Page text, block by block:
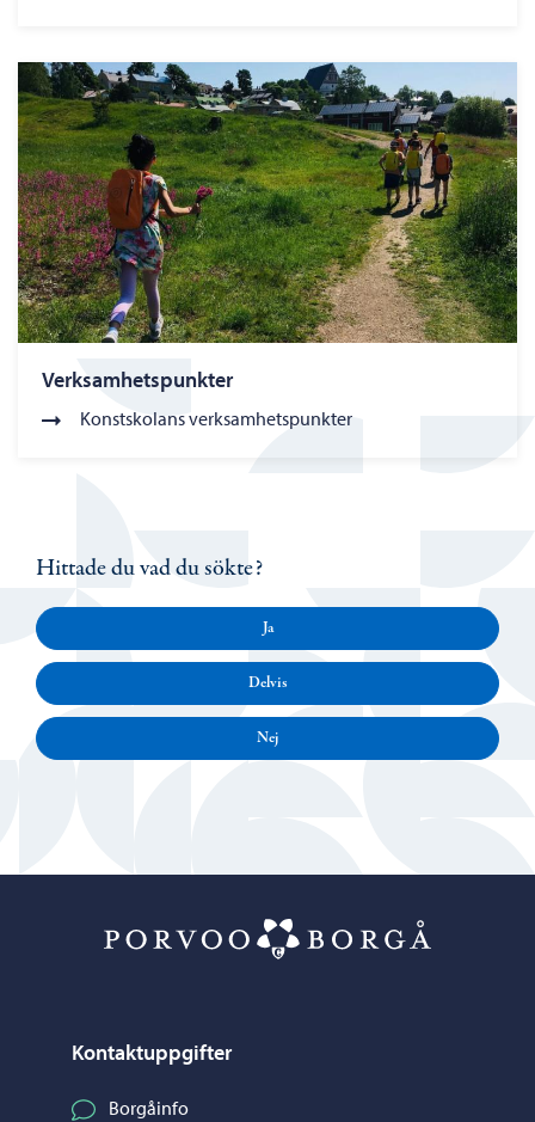
Verksamhetspunkter
Konstskolans verksamhetspunkter
Hittade du vad du sökte?
Ja
Delvis
Nej
Kontaktuppgifter
Borgåinfo